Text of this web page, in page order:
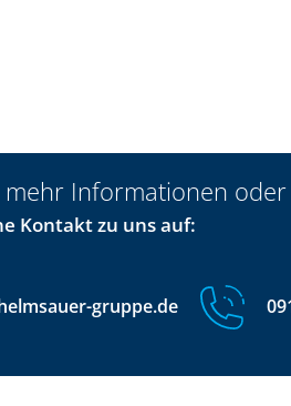
mehr Informationen
Kontakt zu uns auf:
gruppe.de